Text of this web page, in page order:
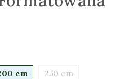
cm 250 cm